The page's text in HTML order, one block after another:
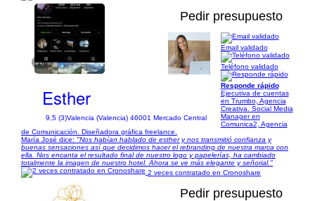
1/6
Pedir presupuesto
Esther
9,5 (3)Valencia (Valencia) 46001 Mercado Central
Email validado
Teléfono validado
Responde rápido
Ejecutiva de cuentas
en Trumbo, Agencia
Creativa. Social Media
Manager en
Comunica2, Agencia
de Comunicación. Diseñadora gráfica freelance.
María José dice: "Nos habían hablado de esther y nos transmitió confianza y
buenas sensaciones así que decidimos hacer el rebranding de nuestra marca con
ella. Nos encanta el resultado final de nuestro logo y papelerías, ha cambiado
totalmente la imagen de nuestro hotel. Ahora se ve más elegante y señorial."
2 veces contratado en Cronoshare
Pedir presupuesto